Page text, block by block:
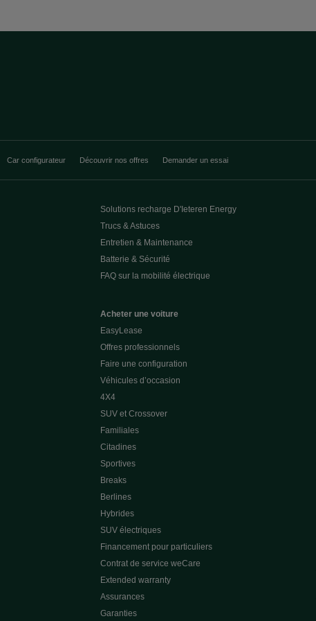
Car configurateur Découvrir nos offres Demander un essai
Solutions recharge D'Ieteren Energy
Trucs & Astuces
Entretien & Maintenance
Batterie & Sécurité
FAQ sur la mobilité électrique
Acheter une voiture
EasyLease
Offres professionnels
Faire une configuration
Véhicules d’occasion
4X4
SUV et Crossover
Familiales
Citadines
Sportives
Breaks
Berlines
Hybrides
SUV électriques
Financement pour particuliers
Contrat de service weCare
Extended warranty
Assurances
Garanties